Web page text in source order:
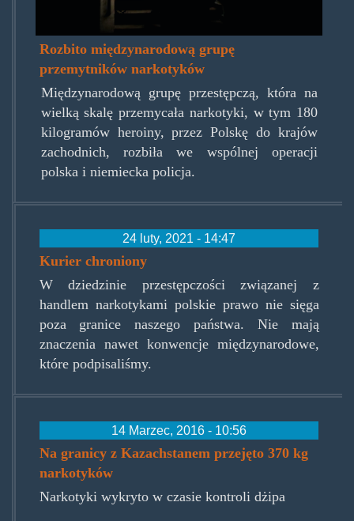
Rozbito międzynarodową grupę
przemytników narkotyków
Międzynarodową grupę przestępczą, która na
wielką skalę przemycała narkotyki, w tym 180
kilogramów heroiny, przez Polskę do krajów
zachodnich, rozbiła we wspólnej operacji
polska i niemiecka policja.
24 luty, 2021 - 14:47
Kurier chroniony
W dziedzinie przestępczości związanej z
handlem narkotykami polskie prawo nie sięga
poza granice naszego państwa. Nie mają
znaczenia nawet konwencje międzynarodowe,
które podpisaliśmy.
14 Marzec, 2016 - 10:56
Na granicy z Kazachstanem przejęto 370 kg
narkotyków
Narkotyki wykryto w czasie kontroli dżipa